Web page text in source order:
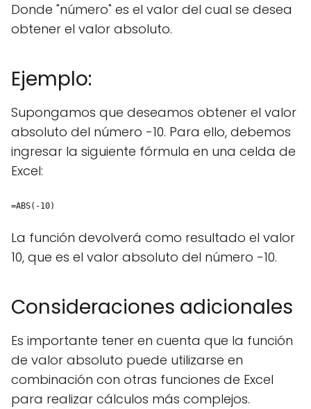
Donde "número" es el valor del cual se desea
obtener el valor absoluto.
Ejemplo:
Supongamos que deseamos obtener el valor
absoluto del número -10. Para ello, debemos
ingresar la siguiente fórmula en una celda de
Excel:
=ABS(-10)
La función devolverá como resultado el valor
10, que es el valor absoluto del número -10.
Consideraciones adicionales
Es importante tener en cuenta que la función
de valor absoluto puede utilizarse en
combinación con otras funciones de Excel
para realizar cálculos más complejos.